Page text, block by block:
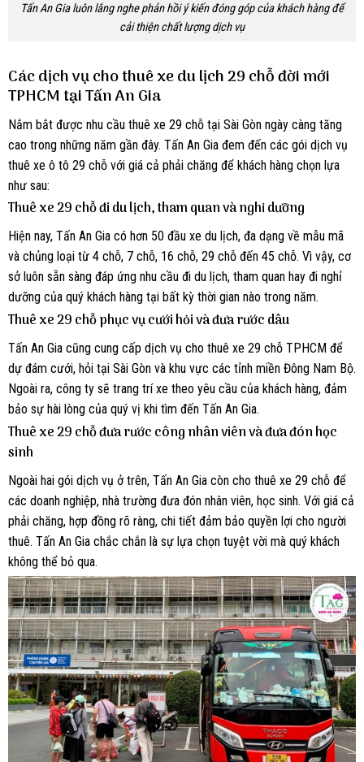
Tấn An Gia luôn lắng nghe phản hồi ý kiến đóng góp của khách hàng để
cải thiện chất lượng dịch vụ
Các dịch vụ cho thuê xe du lịch 29 chỗ đời mới
TPHCM tại Tấn An Gia
Nắm bắt được nhu cầu thuê xe 29 chỗ tại Sài Gòn ngày càng tăng
cao trong những năm gần đây. Tấn An Gia đem đến các gói dịch vụ
thuê xe ô tô 29 chỗ với giá cả phải chăng để khách hàng chọn lựa
như sau:
Thuê xe 29 chỗ đi du lịch, tham quan và nghỉ dưỡng
Hiện nay, Tấn An Gia có hơn 50 đầu xe du lịch, đa dạng về mẫu mã
và chủng loại từ 4 chỗ, 7 chỗ, 16 chỗ, 29 chỗ đến 45 chỗ. Vì vậy, cơ
sở luôn sẵn sàng đáp ứng nhu cầu đi du lịch, tham quan hay đi nghỉ
dưỡng của quý khách hàng tại bất kỳ thời gian nào trong năm.
Thuê xe 29 chỗ phục vụ cưới hỏi và đưa rước dâu
Tấn An Gia cũng cung cấp dịch vụ cho thuê xe 29 chỗ TPHCM để
dự đám cưới, hỏi tại Sài Gòn và khu vực các tỉnh miền Đông Nam Bộ.
Ngoài ra, công ty sẽ trang trí xe theo yêu cầu của khách hàng, đảm
bảo sự hài lòng của quý vị khi tìm đến Tấn An Gia.
Thuê xe 29 chỗ đưa rước công nhân viên và đưa đón học
sinh
Ngoài hai gói dịch vụ ở trên, Tấn An Gia còn cho thuê xe 29 chỗ để
các doanh nghiệp, nhà trường đưa đón nhân viên, học sinh. Với giá cả
phải chăng, hợp đồng rõ ràng, chi tiết đảm bảo quyền lợi cho người
thuê. Tấn An Gia chắc chắn là sự lựa chọn tuyệt vời mà quý khách
không thể bỏ qua.